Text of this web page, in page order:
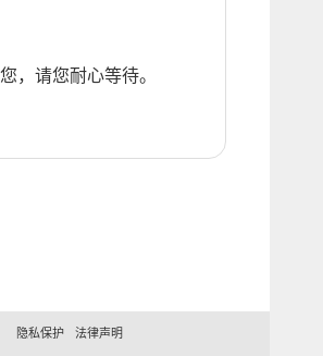
，请您耐心等待。
隐私保护 法律声明